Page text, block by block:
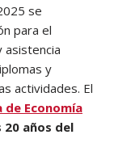
se
para el
asistencia
y
actividades. El
de Economía
20 años del